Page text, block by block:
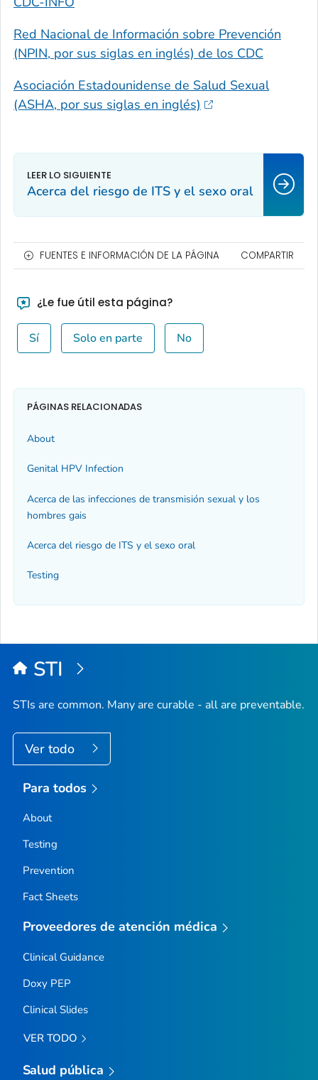
Red Nacional de Información sobre Prevención
(NPIN, por sus siglas en inglés) de los CDC
Asociación Estadounidense de Salud Sexual
(ASHA, por sus siglas en inglés)
Acerca del riesgo de ITS y el sexo oral
FUENTES E INFORMACIÓN DE LA PÁGINA COMPARTIR
¿Le fue útil esta página?
Sí Solo en parte No
PÁGINAS RELACIONADAS
About
Genital HPV Infection
Acerca de las infecciones de transmisión sexual y los
hombres gais
Acerca del riesgo de ITS y el sexo oral
Testing
STI
STIs are common. Many are curable - all are preventable.
Ver todo
Para todos
About
Testing
Prevention
Fact Sheets
Proveedores de atención médica
Clinical Guidance
Doxy PEP
Clinical Slides
VER TODO
Salud pública